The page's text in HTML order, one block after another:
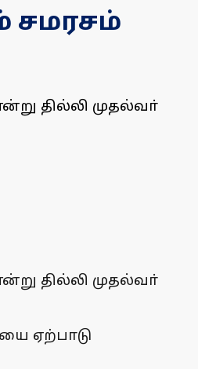
சமரசம்
தில்லி முதல்வா்
தில்லி முதல்வா்
ஏற்பாடு